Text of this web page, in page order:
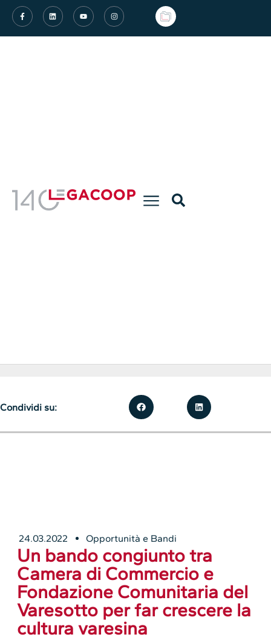
24.03.2022 Opportunità e Bandi
Un bando congiunto tra
Camera di Commercio e
Fondazione Comunitaria del
Varesotto per far crescere la
cultura varesina
Condividi su: